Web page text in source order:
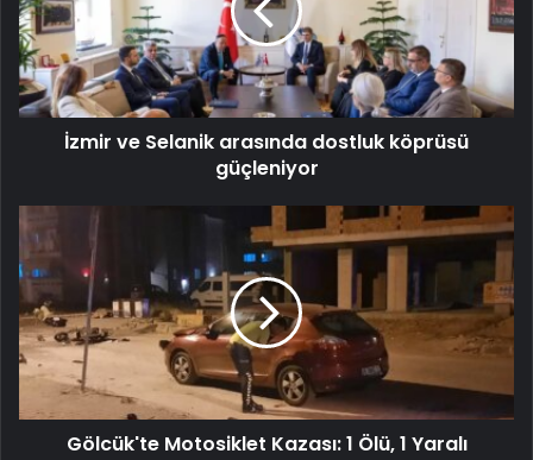
İzmir ve Selanik arasında dostluk köprüsü
güçleniyor
Gölcük'te Motosiklet Kazası: 1 Ölü, 1 Yaralı